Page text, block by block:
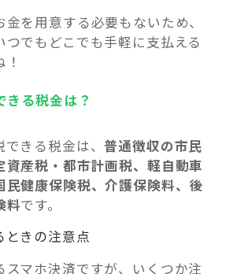
を用意する必要もないため、
でもどこでも手軽に支払える
きる税金は？
できる税金は、普通徴収の市民
資産税・都市計画税、軽自動車
民健康保険税、介護保険料、後
料です。
ときの注意点
スマホ決済ですが、いくつか注